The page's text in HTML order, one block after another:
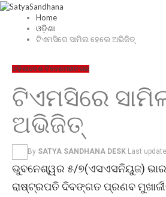
Home
ଓଡ଼ିଶା
ଟିଏମସିରେ ସାମିଲ ହେଲେ ଅଭିଜିତ୍
ଓଡ଼ିଶାଦେଶ ବିଦେଶମହାନଗର
ଟିଏମସିରେ
ଅଭିଜିତ୍
By SATYA SANDHANA DESK Last
ଭୁବନେଶ୍ୱର ୫/୭(ଏସଏସନିୟୁଜ)
ରାଷ୍ଟ୍ରପତି ଦିବଙ୍ଗତ ପ୍ରଣବ